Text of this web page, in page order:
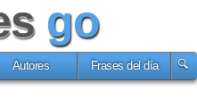
go
Autores Frases del día